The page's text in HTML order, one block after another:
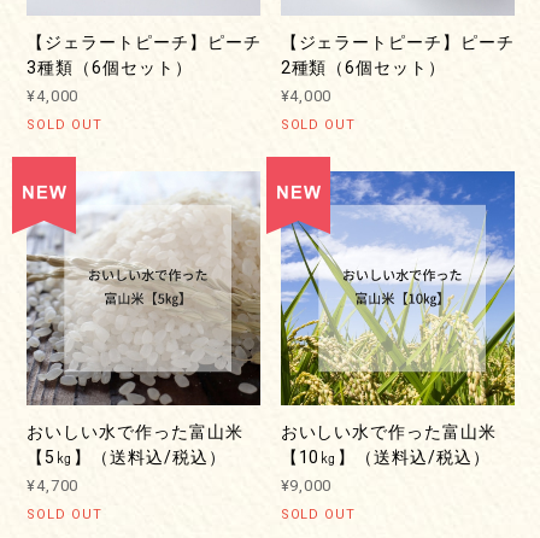
【ジェラートピーチ】ピーチ
3種類（6個セット）
¥4,000
SOLD OUT
【ジェラートピーチ】ピーチ
2種類（6個セット）
¥4,000
SOLD OUT
おいしい水で作った富山米
【5㎏】（送料込/税込）
¥4,700
SOLD OUT
おいしい水で作った富山米
【10㎏】（送料込/税込）
¥9,000
SOLD OUT